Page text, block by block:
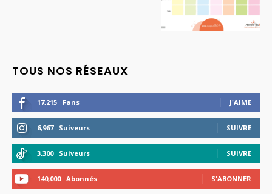
TOUS NOS RÉSEAUX
17,215 Fans J'AIME
6,967 Suiveurs SUIVRE
3,300 Suiveurs SUIVRE
140,000 Abonnés S'ABONNER